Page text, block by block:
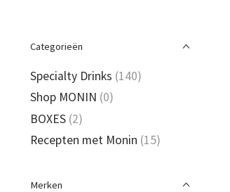
Categorieën
Specialty Drinks (140)
Shop MONIN (0)
BOXES (2)
Recepten met Monin (15)
Merken